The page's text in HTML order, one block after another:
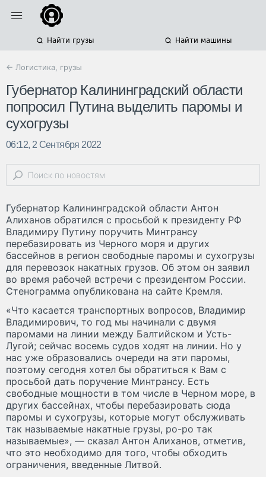
Найти грузы Найти машины
← Логистика, грузы
Губернатор Калининградский области
попросил Путина выделить паромы и
сухогрузы
06:12, 2 Сентября 2022
Губернатор Калининградской области Антон
Алиханов обратился с просьбой к президенту РФ
Владимиру Путину поручить Минтрансу
перебазировать из Черного моря и других
бассейнов в регион свободные паромы и сухогрузы
для перевозок накатных грузов. Об этом он заявил
во время рабочей встречи с президентом России.
Стенограмма опубликована на сайте Кремля.
«Что касается транспортных вопросов, Владимир
Владимирович, то год мы начинали с двумя
паромами на линии между Балтийском и Усть-
Лугой; сейчас восемь судов ходят на линии. Но у
нас уже образовались очереди на эти паромы,
поэтому сегодня хотел бы обратиться к Вам с
просьбой дать поручение Минтрансу. Есть
свободные мощности в том числе в Черном море, в
других бассейнах, чтобы перебазировать сюда
паромы и сухогрузы, которые могут обслуживать
так называемые накатные грузы, ро-ро так
называемые», — сказал Антон Алиханов, отметив,
что это необходимо для того, чтобы обходить
ограничения, введенные Литвой.